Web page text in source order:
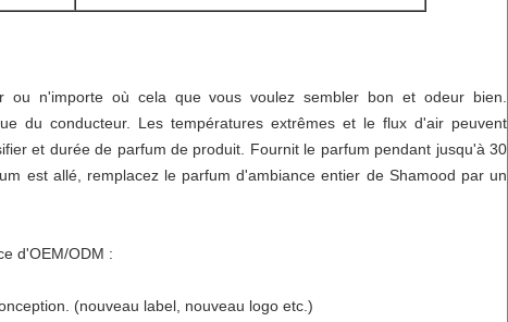
ou n'importe où cela que vous voulez sembler bon et odeur bien.
du conducteur. Les températures extrêmes et le flux d'air peuvent
et durée de parfum de produit. Fournit le parfum pendant jusqu'à 30
est allé, remplacez le parfum d'ambiance entier de Shamood par un
d'OEM/ODM :
(nouveau label, nouveau logo etc.)